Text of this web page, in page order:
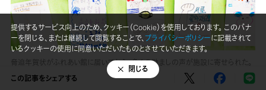
脅迫年賀状がふれあい館に届いてから、多くの励ましの声が施設に寄せられた。
この記事をシェアする
提供するサービス向上のため、クッキー（Cookie）を使用しております。 このバナ
ーを閉じる、または継続して閲覧することで、プライバシーポリシーに記載されて
いるクッキーの使用に同意いただいたものとさせていただきます。
閉じる